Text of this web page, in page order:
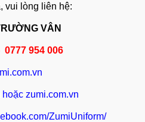
vui lòng liên hệ:
VÂN
0777 954 006
hoặc zumi.com.vn
ZumiUniform/